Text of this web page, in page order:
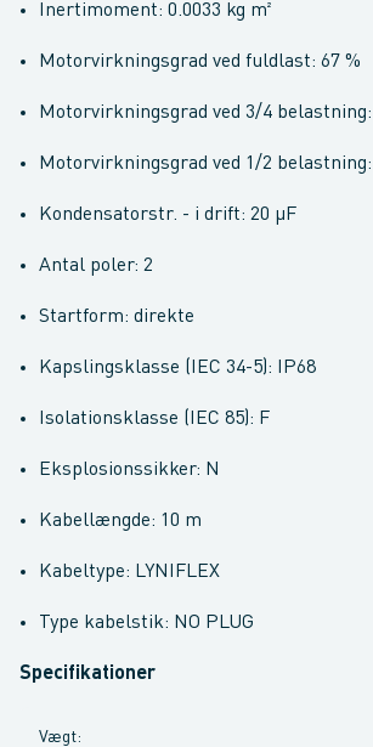
Inertimoment: 0.0033 kg m²
Motorvirkningsgrad ved fuldlast: 67 %
Motorvirkningsgrad ved 3/4 belastning:
Motorvirkningsgrad ved 1/2 belastning:
Kondensatorstr. - i drift: 20 µF
Antal poler: 2
Startform: direkte
Kapslingsklasse (IEC 34-5): IP68
Isolationsklasse (IEC 85): F
Eksplosionssikker: N
Kabellængde: 10 m
Kabeltype: LYNIFLEX
Type kabelstik: NO PLUG
Specifikationer
Vægt: